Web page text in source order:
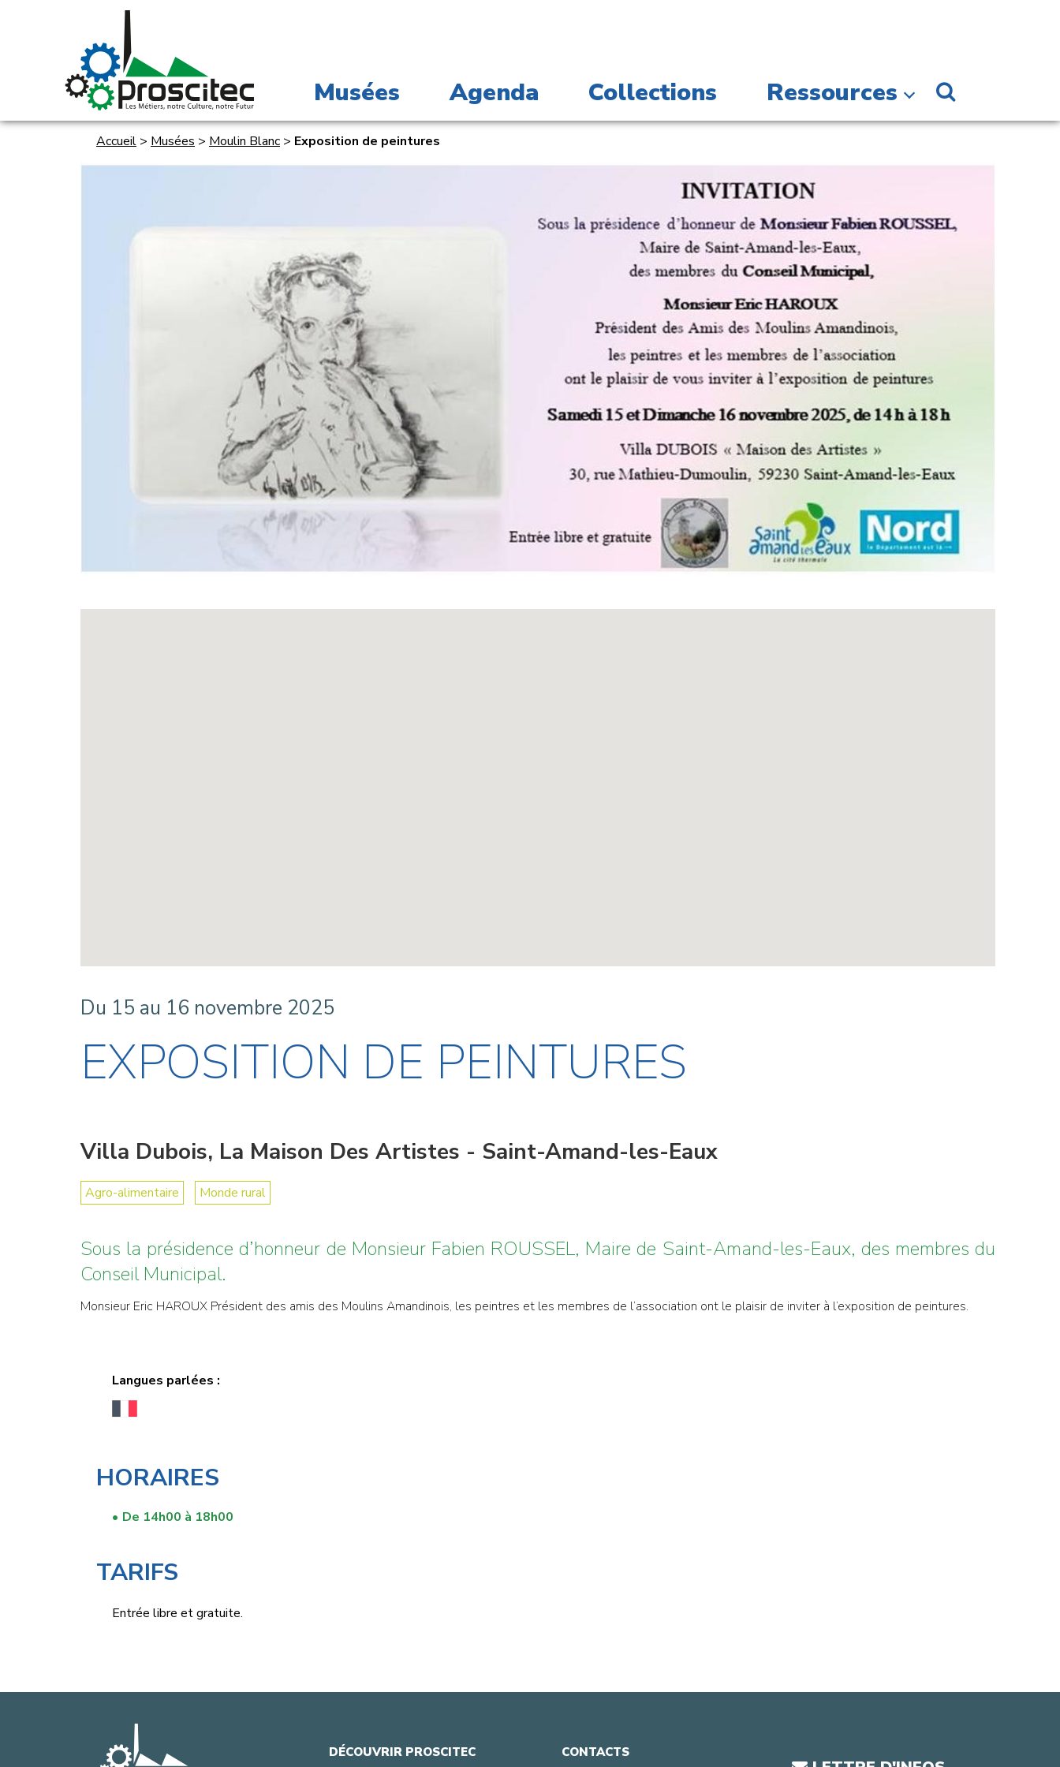
Musées Agenda Collections Ressources
Accueil > Musées > Moulin Blanc > Exposition de peintures
Du 15 au 16 novembre 2025
EXPOSITION DE PEINTURES
Villa Dubois, La Maison Des Artistes - Saint-Amand-les-Eaux
Agro-alimentaire Monde rural
Sous la présidence d’honneur de Monsieur Fabien ROUSSEL, Maire de Saint-Amand-les-Eaux, des membres du
Conseil Municipal.
Monsieur Eric HAROUX Président des amis des Moulins Amandinois, les peintres et les membres de l’association ont le plaisir de inviter à l’exposition de peintures.
Langues parlées :
HORAIRES
De 14h00 à 18h00
TARIFS
Entrée libre et gratuite.
DÉCOUVRIR PROSCITEC CONTACTS